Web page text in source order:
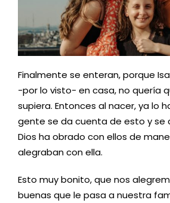
Finalmente se enteran, porque
-por lo visto- en casa, no quería
supiera. Entonces al nacer, ya lo
gente se da cuenta de esto y se
Dios ha obrado con ellos de
alegraban con ella.
Esto muy bonito, que nos
buenas que le pasa a nuestra